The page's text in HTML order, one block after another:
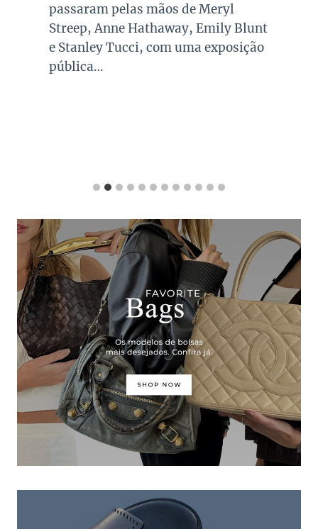
passaram pelas mãos de Meryl
Streep, Anne Hathaway, Emily Blunt
e Stanley Tucci, com uma exposição
pública…